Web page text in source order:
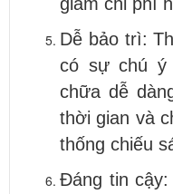
Dễ bảo trì:
có sự chú ý
chữa dễ
thời gian và
thống chiếu
Đáng tin